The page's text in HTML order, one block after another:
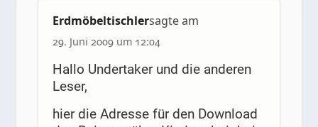
Erdmöbeltischlersagte am
29. Juni 2009 um 12:04
Hallo Undertaker und die anderen
Leser,
hier die Adresse für den Download